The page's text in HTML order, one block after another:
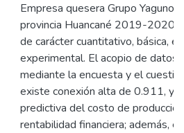
Empresa quesera Grupo Yaguno
provincia Huancané 2019-2020.
de carácter cuantitativo, básica,
experimental. El acopio de datos
mediante la encuesta y el
existe conexión alta de 0.911, y
predictiva del costo de
rentabilidad financiera; además,